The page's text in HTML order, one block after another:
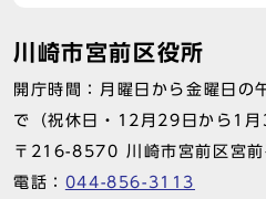
川崎市宮前区役所
開庁時間：月曜日から金曜日
で（祝休日・12月29日から1月
〒216-8570 川崎市宮前区宮
電話： 044-856-3113